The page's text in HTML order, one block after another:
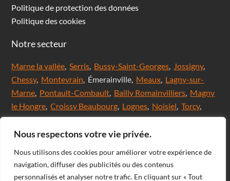
Nous respectons votre vie privée.
Nous utilisons des cookies pour améliorer votre expérience de
navigation, diffuser des publicités ou des contenus
personnalisés et analyser notre trafic. En cliquant sur « Tout
Politique de protection des données
Politique des cookies
Notre secteur
Marne la vallée,Serris, Bussy-Saint-Georges, Jossigny,
Chessy, Montevrain, Émerainville, Meaux, Lagny-sur-
Marne, Pontault-Combault, Bailly Romainvilliers, Magny
le Hongre,Croissy Beaubourg, Lognes, Noisiel,Torcy,
Chanteloup en brie,Saint Thibault des Vignes,Val
d'Europe,Coupvray , Chalifert, Esbly, Thorigny,
Comte, Meaux, Mareuil les Meaux, Nanteuil les Meaux,